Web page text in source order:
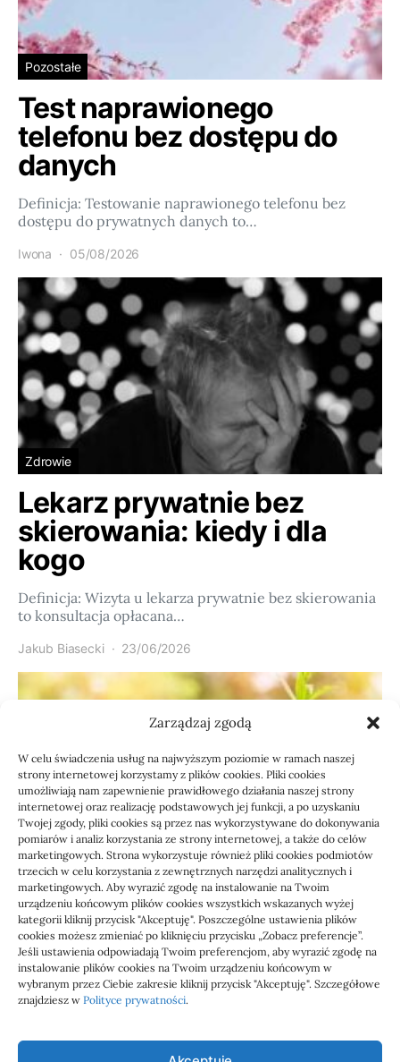
Zarządzaj zgodą
W celu świadczenia usług na najwyższym poziomie w ramach naszej
strony internetowej korzystamy z plików cookies. Pliki cookies
umożliwiają nam zapewnienie prawidłowego działania naszej strony
internetowej oraz realizację podstawowych jej funkcji, a po uzyskaniu
Twojej zgody, pliki cookies są przez nas wykorzystywane do dokonywania
pomiarów i analiz korzystania ze strony internetowej, a także do celów
marketingowych. Strona wykorzystuje również pliki cookies podmiotów
trzecich w celu korzystania z zewnętrznych narzędzi analitycznych i
marketingowych. Aby wyrazić zgodę na instalowanie na Twoim
urządzeniu końcowym plików cookies wszystkich wskazanych wyżej
kategorii kliknij przycisk "Akceptuję". Poszczególne ustawienia plików
cookies możesz zmieniać po kliknięciu przycisku „Zobacz preferencje”.
Jeśli ustawienia odpowiadają Twoim preferencjom, aby wyrazić zgodę na
instalowanie plików cookies na Twoim urządzeniu końcowym w
wybranym przez Ciebie zakresie kliknij przycisk "Akceptuję". Szczegółowe
znajdziesz w Polityce prywatności.
Pozostałe
Test naprawionego
telefonu bez dostępu do
danych
Definicja: Testowanie naprawionego telefonu bez
dostępu do prywatnych danych to…
Iwona 05/08/2026
Zdrowie
Lekarz prywatnie bez
skierowania: kiedy i dla
kogo
Definicja: Wizyta u lekarza prywatnie bez skierowania
to konsultacja opłacana…
Jakub Biasecki 23/06/2026
Usługi
Jak sprawdzić przejęcie
zaległości przez biuro
Definicja: Weryfikacja, czy nowe biuro rachunkowe
przejmie zaległości w dokumentach,…